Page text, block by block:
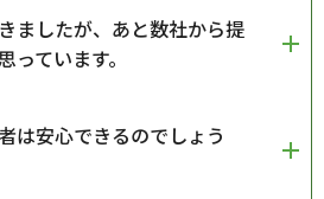
ましたが、あと数社から提
っています。
は安心できるのでしょう